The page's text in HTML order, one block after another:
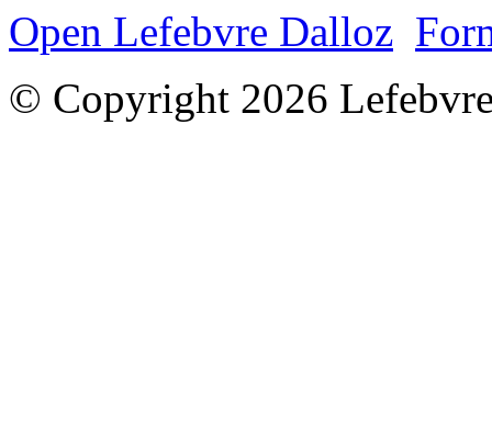
Open Lefebvre Dalloz
© Copyright 2026